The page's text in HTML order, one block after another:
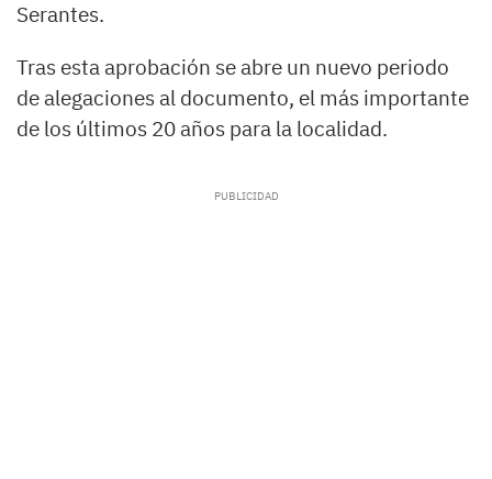
Serantes.
Tras esta aprobación se abre un nuevo periodo
de alegaciones al documento, el más importante
de los últimos 20 años para la localidad.